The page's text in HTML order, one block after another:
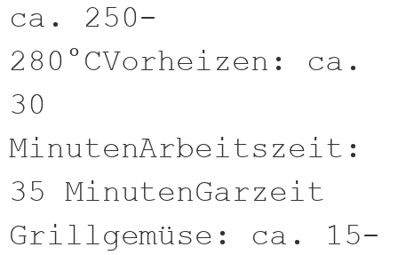
ca. 250-
280°CVorheizen: ca.
30
MinutenArbeitszeit:
35 MinutenGarzeit
Grillgemüse: ca. 15-